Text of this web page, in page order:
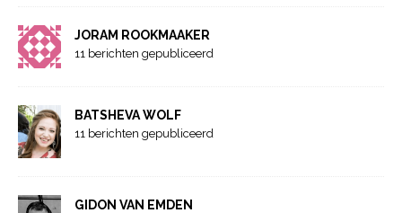
JORAM ROOKMAAKER
11 berichten gepubliceerd
BATSHEVA WOLF
11 berichten gepubliceerd
GIDON VAN EMDEN